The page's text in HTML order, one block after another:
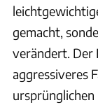
gemacht,
verändert. Der
aggressiveres